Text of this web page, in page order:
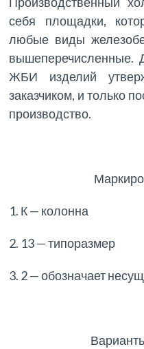
себя площадки,
любые виды
вышеперечисленные.
ЖБИ изделий
заказчиком, и только
производство.
1. К — колонна
2. 13 — типоразмер
3. 2 — обозначает